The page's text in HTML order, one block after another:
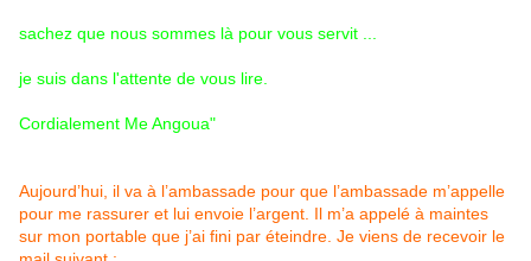
sachez que nous sommes là pour vous servit ...
je suis dans l'attente de vous lire.
Cordialement Me Angoua"
Aujourd’hui, il va à l’ambassade pour que l’ambassade m’appelle
pour me rassurer et lui envoie l’argent. Il m’a appelé à maintes
sur mon portable que j’ai fini par éteindre. Je viens de recevoir le